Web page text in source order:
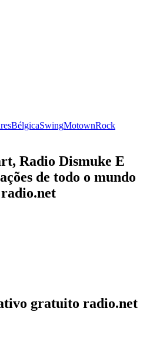
BélgicaSwingMotownRock
Radio Dismuke E
de todo o mundo
gratuito radio.net